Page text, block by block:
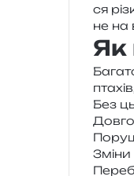
ся
не на
Як
Без
Зміни